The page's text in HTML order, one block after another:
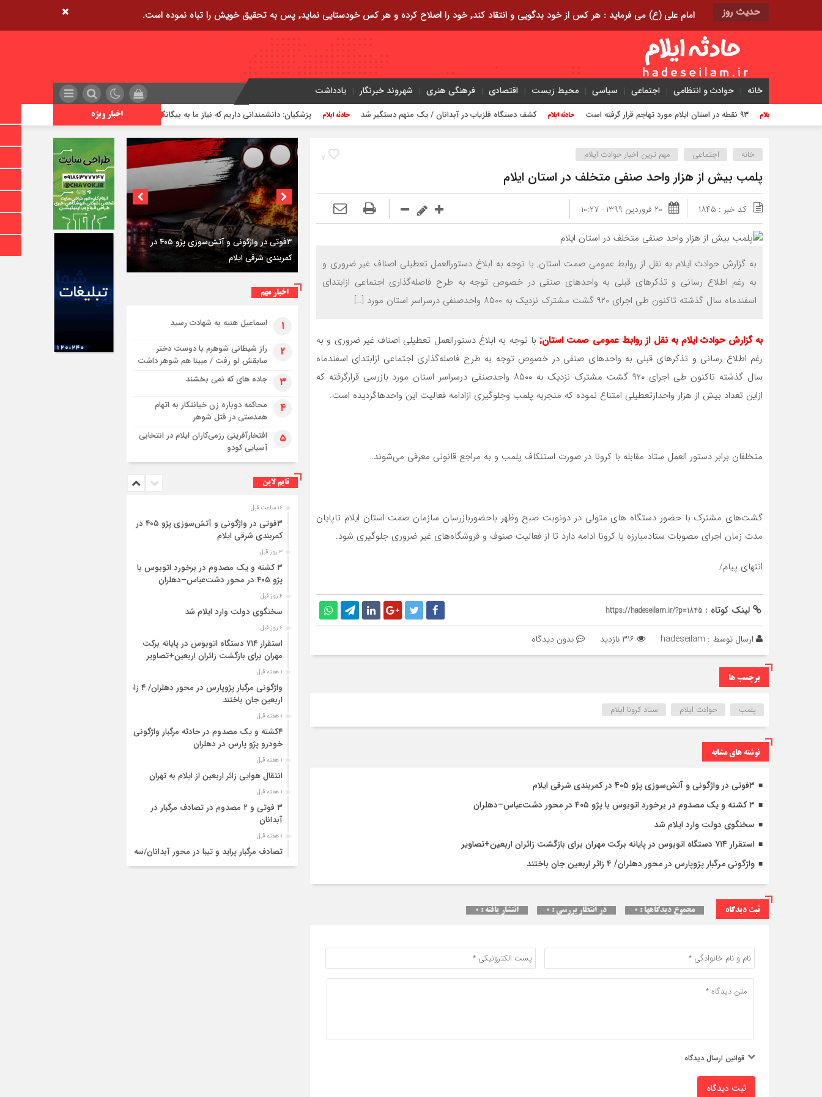
حدیث روز امام علی (ع) می فرماید : هر کس از خود بدگویی و انتقاد کند٬ خود را اصلاح کرده و هر کس خودستایی نماید٬ پس به تحقیق خویش را تباه نموده است.
خانه حوادث و انتظامی اجتماعی سیاسی محیط زیست اقتصادی فرهنگی هنری شهروند خبرنگار یادداشت
اخبار ویژه ۹۳ نقطه در استان ایلام مورد تهاجم قرار گرفته است کشف دستگاه فلزیاب در آبدانان / یک متهم دستگیر شد پزشکیان: دانشمندانی داریم که نیاز ما به بیگانگان را کاهش می‌دهند
۷ خانه اجتماعی مهم ترین اخبار حوادث ایلام
پلمب بیش از هزار واحد صنفی متخلف در استان ایلام
کد خبر : ۱۸۴۵ ۲۰ فروردین ۱۳۹۹ - ۱۰:۲۷
به گزارش حوادث ایلام به نقل از روابط عمومی صمت استان; با توجه به ابلاغ دستورالعمل تعطیلی اصناف غیر ضروری و
به رغم اطلاع رسانی‌ و تذکرهای قبلی به واحدهای صنفی در خصوص توجه به طرح فاصله‌گذاری اجتماعی ازابتدای
اسفندماه سال گذشته تاکنون طی اجرای ۹۲۰ گشت مشترک نزدیک به ۸۵۰۰ واحدصنفی درسراسر استان مورد […]
به گزارش حوادث ایلام به نقل از روابط عمومی صمت استان;با توجه به ابلاغ دستورالعمل تعطیلی اصناف غیر ضروری و به
رغم اطلاع رسانی‌ و تذکرهای قبلی به واحدهای صنفی در خصوص توجه به طرح فاصله‌گذاری اجتماعی ازابتدای اسفندماه
سال گذشته تاکنون طی اجرای ۹۲۰ گشت مشترک نزدیک به ۸۵۰۰ واحدصنفی درسراسر استان مورد بازرسی قرارگرفته که
ازاین تعداد بیش از هزار واحدازتعطیلی امتناع نموده که منجربه پلمب وجلوگیری ازادامه فعالیت این واحدهاگردیده است.
متخلفان برابر دستور العمل ستاد مقابله با کرونا در صورت استنکاف پلمب و به مراجع قانونی معرفی می‌شوند.
گشت‌های مشترک با حضور دستگاه های متولی در دونوبت صبح وظهر باحضوربازرسان سازمان صمت استان ایلام تاپایان
مدت زمان اجرای مصوبات ستادمبارزه با کرونا ادامه دارد تا از فعالیت صنوف و فروشگاه‌های غیر ضروری جلوگیری شود.
انتهای پیام/
لینک کوتاه : https://hadeseilam.ir/?p=1845
ارسال توسط : hadeseilam بدون دیدگاه
برچسب ها
پلمب حوادث ایلام ستاد کرونا ایلام
نوشته های مشابه
۳فوتی در واژگونی و آتش‌سوزی پژو ۴۰۵ در کمربندی شرقی ایلام
۳ کشته و یک مصدوم در برخورد اتوبوس با پژو ۴۰۵ در محور دشت‌عباس–دهلران
سخنگوی دولت وارد ایلام شد
استقرار ۷۱۴ دستگاه اتوبوس در پایانه برکت مهران برای بازگشت زائران اربعین+تصاویر
واژگونی مرگبار پژوپارس در محور دهلران/ ۴ زائر اربعین جان باختند
ثبت دیدگاه مجموع دیدگاهها : ۰ در انتظار بررسی : ۰ انتشار یافته : ۰
قوانین ارسال دیدگاه
ثبت دیدگاه
۳فوتی در واژگونی و آتش‌سوزی پژو ۴۰۵ در
کمربندی شرقی ایلام
اخبار مهم
۱ اسماعیل هنیه به شهادت رسید
۲
راز شیطانی شوهرم با دوست دختر
سابقش لو رفت / مبینا هم شوهر داشت
۳ جاده های که نمی بخشند
۴
محاکمه دوباره زن خیانتکار به اتهام
همدستی در قتل شوهر
۵
افتخارآفرینی رزمی‌کاران ایلام در انتخابی
آسیایی کودو
تایم لاین
۱۶ ساعت قبل
۳فوتی در واژگونی و آتش‌سوزی پژو ۴۰۵ در
کمربندی شرقی ایلام
۳ روز قبل
۳ کشته و یک مصدوم در برخورد اتوبوس با
پژو ۴۰۵ در محور دشت‌عباس–دهلران
۴ روز قبل
سخنگوی دولت وارد ایلام شد
۶ روز قبل
استقرار ۷۱۴ دستگاه اتوبوس در پایانه برکت
مهران برای بازگشت زائران اربعین+تصاویر
۱ هفته قبل
واژگونی مرگبار پژوپارس در محور دهلران/ ۴ زائر
اربعین جان باختند
۱ هفته قبل
۴کشته و یک مصدوم در حادثه مرگبار واژگونی
خودرو پژو پارس در دهلران
۱ هفته قبل
انتقال هوایی زائر اربعین از ایلام به تهران
۱ هفته قبل
۳ فوتی و ۲ مصدوم در تصادف مرگبار در
آبدانان
۱ هفته قبل
تصادف مرگبار پراید و تیبا در محور آبدانان/سه
نفر جان باختند